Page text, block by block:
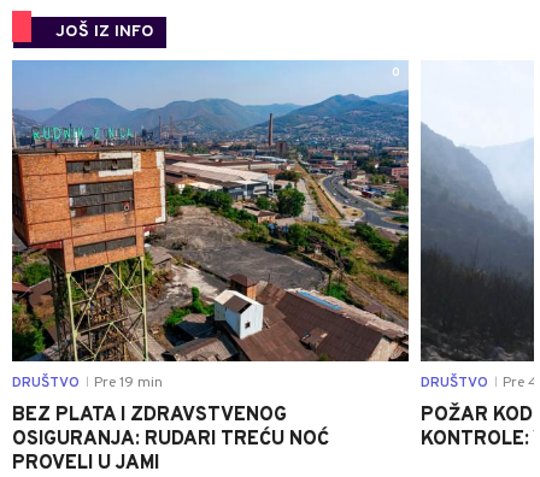
JOŠ IZ INFO
0
DRUŠTVO Pre 19 min
BEZ PLATA I ZDRAVSTVENOG
OSIGURANJA: RUDARI TREĆU NOĆ
PROVELI U JAMI
DRUŠTVO Pre
POŽAR KOD
KONTROLE: